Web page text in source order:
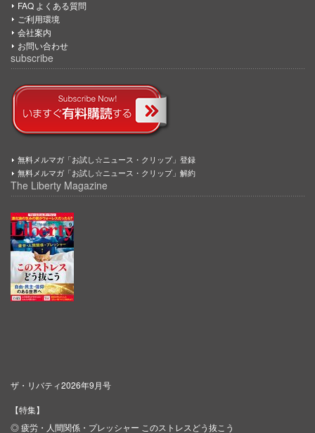
FAQ よくある質問
ご利用環境
会社案内
お問い合わせ
subscribe
無料メルマガ「お試し☆ニュース・クリップ」登録
無料メルマガ「お試し☆ニュース・クリップ」解約
The Liberty Magazine
ザ・リバティ2026年9月号
【特集】
◎ 疲労・人間関係・プレッシャー このストレスどう抜こう